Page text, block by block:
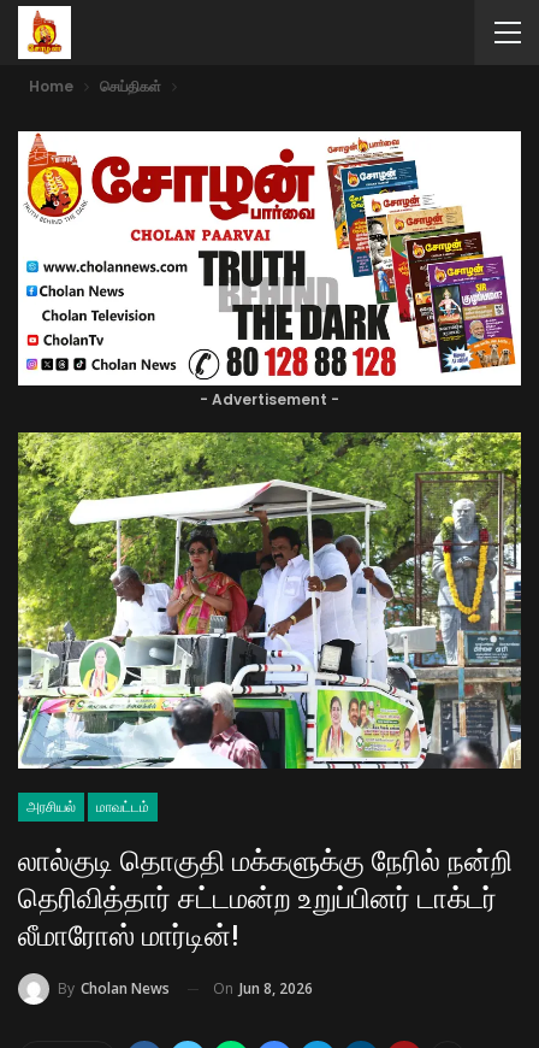
Home செய்திகள்
- Advertisement -
அரசியல் மாவட்டம்
லால்குடி தொகுதி மக்களுக்கு நேரில் நன்றி
தெரிவித்தார் சட்டமன்ற உறுப்பினர் டாக்டர்
லீமாரோஸ் மார்டின்!
By Cholan News On Jun 8, 2026